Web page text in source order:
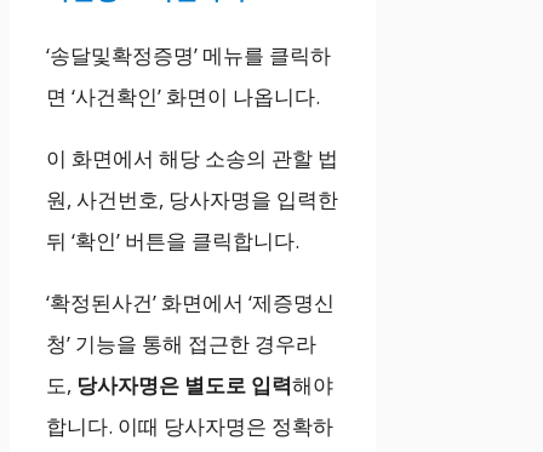
‘송달및확정증명’ 메뉴를 클릭하
면 ‘사건확인’ 화면이 나옵니다.
이 화면에서 해당 소송의 관할 법
원, 사건번호, 당사자명을 입력한
뒤 ‘확인’ 버튼을 클릭합니다.
‘확정된사건’ 화면에서 ‘제증명신
청’ 기능을 통해 접근한 경우라
도, 당사자명은 별도로 입력해야
합니다. 이때 당사자명은 정확하